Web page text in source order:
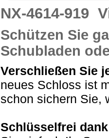
NX-4614-919
Schützen Sie
Schubladen
Verschließen Sie
neues Schloss ist
schon sichern Sie,
Schlüsselfrei